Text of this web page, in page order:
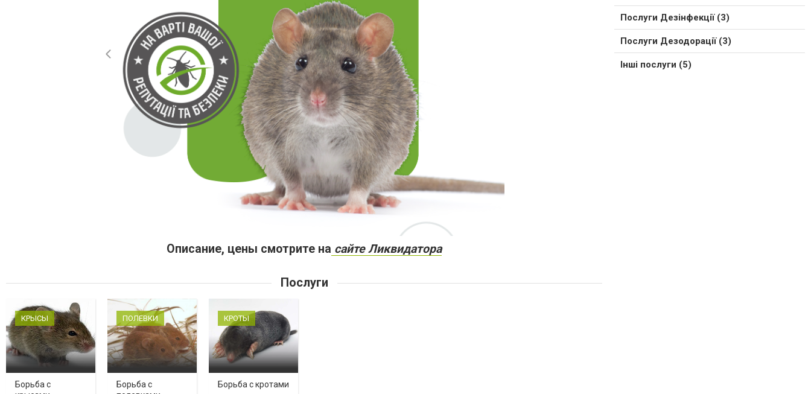
Описание, цены смотрите на сайте Ликвидатора
Послуги Дезінфекції (3)
Послуги Дезодорації (3)
Інші послуги (5)
Послуги
КРЫСЫ
Борьба с
ПОЛЕВКИ
Борьба с
КРОТЫ
Борьба с кротами